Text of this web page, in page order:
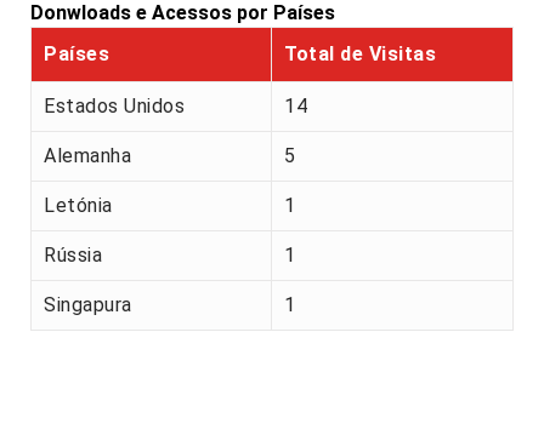
Donwloads e Acessos por Países
Países
Total de Visitas
Estados Unidos 14
Alemanha 5
Letónia 1
Rússia 1
Singapura 1